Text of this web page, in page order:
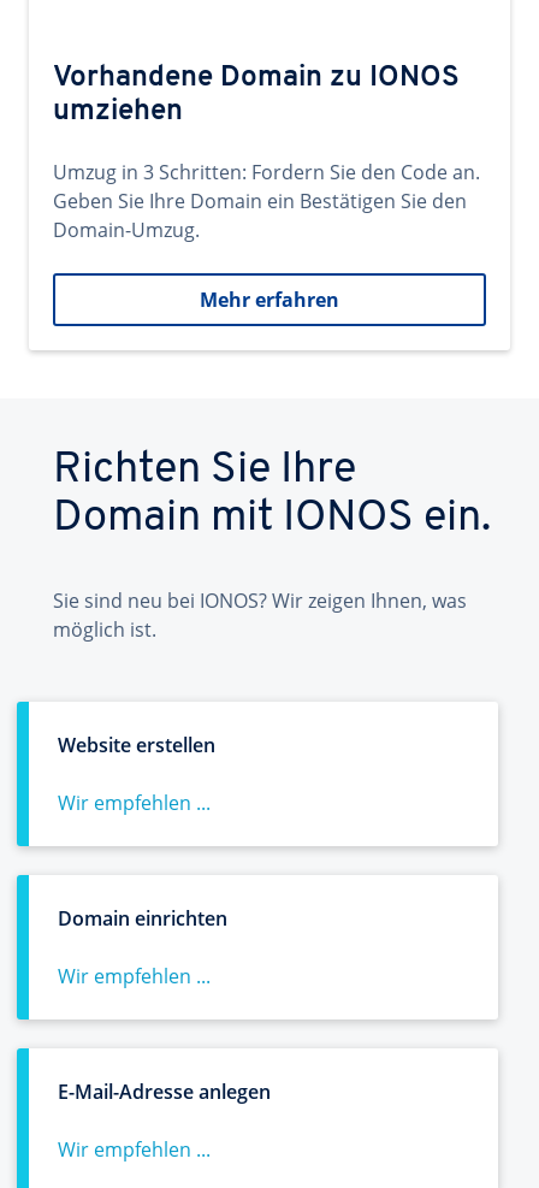
Vorhandene Domain zu IONOS
umziehen
Umzug in 3 Schritten: Fordern Sie den Code an.
Geben Sie Ihre Domain ein Bestätigen Sie den
Domain-Umzug.
Mehr erfahren
Richten Sie Ihre
Domain mit IONOS ein.
Sie sind neu bei IONOS? Wir zeigen Ihnen, was
möglich ist.
Website erstellen
Wir empfehlen ...
Domain einrichten
Wir empfehlen ...
E-Mail-Adresse anlegen
Wir empfehlen ...